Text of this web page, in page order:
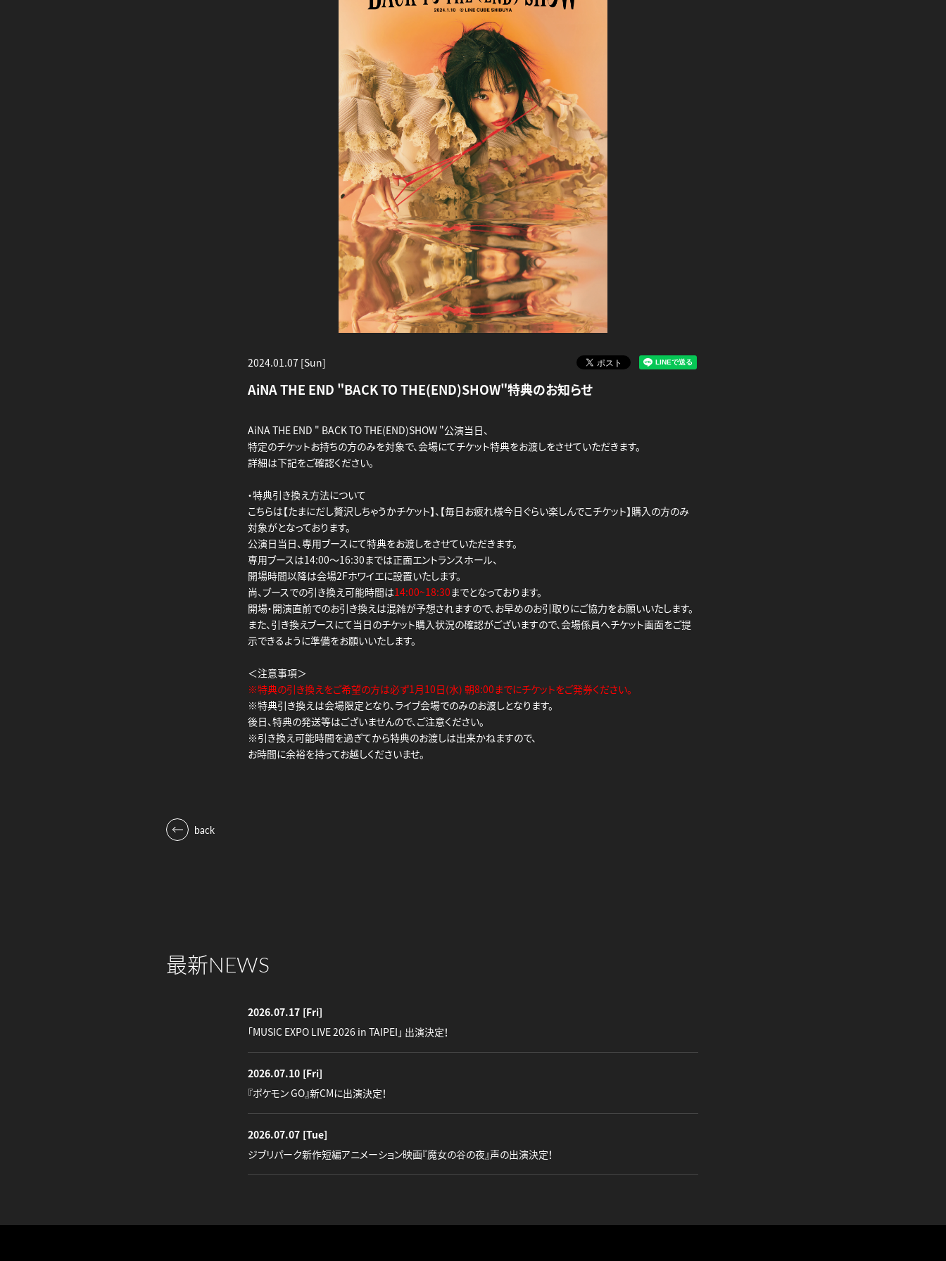
2024.01.07 [Sun]
AiNA THE END "BACK TO THE(END)SHOW"特典のお知らせ
AiNA THE END " BACK TO THE(END)SHOW "公演当日、
特定のチケットお持ちの方のみを対象で、会場にてチケット特典をお渡しをさせていただきます。
詳細は下記をご確認ください。
・特典引き換え方法について
こちらは【たまにだし贅沢しちゃうかチケット】、【毎日お疲れ様今日ぐらい楽しんでこチケット】購入の方のみ
対象がとなっております。
公演日当日、専用ブースにて特典をお渡しをさせていただきます。
専用ブースは14:00～16:30までは正面エントランスホール、
開場時間以降は会場2Fホワイエに設置いたします。
尚、ブースでの引き換え可能時間は14:00~18:30までとなっております。
開場・開演直前でのお引き換えは混雑が予想されますので、お早めのお引取りにご協力をお願いいたします。
また、引き換えブースにて当日のチケット購入状況の確認がございますので、会場係員へチケット画面をご提
示できるように準備をお願いいたします。
＜注意事項＞
※特典の引き換えをご希望の方は必ず1月10日(水) 朝8:00までにチケットをご発券ください。
※特典引き換えは会場限定となり、ライブ会場でのみのお渡しとなります。
後日、特典の発送等はございませんので、ご注意ください。
※引き換え可能時間を過ぎてから特典のお渡しは出来かねますので、
お時間に余裕を持ってお越しくださいませ。
back
最新NEWS
2026.07.17 [Fri]
「MUSIC EXPO LIVE 2026 in TAIPEI」 出演決定！
2026.07.10 [Fri]
『ポケモン GO』新CMに出演決定！
2026.07.07 [Tue]
ジブリパーク新作短編アニメーション映画『魔女の谷の夜』声の出演決定！